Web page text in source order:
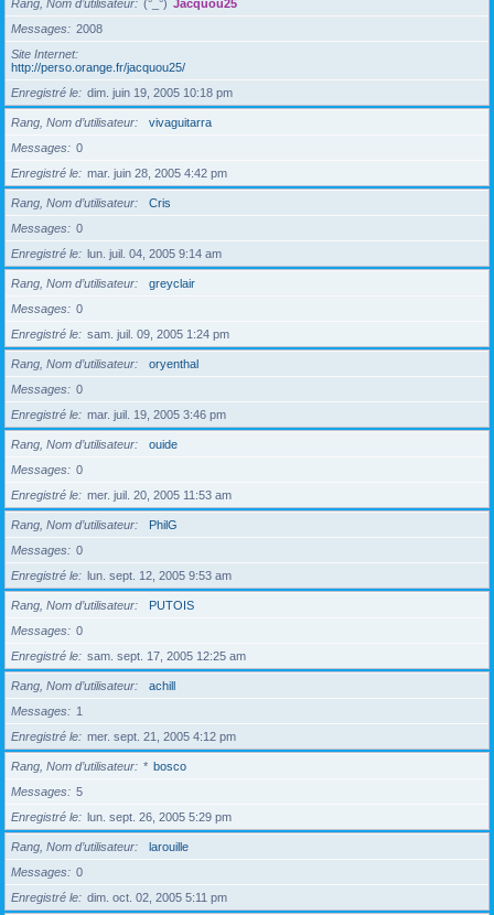
Rang, Nom d’utilisateur (°_°) Jacquou25
Messages
2008
Site Internet
http://perso.orange.fr/jacquou25/
Enregistré le
dim. juin 19, 2005 10:18 pm
Rang, Nom d’utilisateur
vivaguitarra
Messages
0
Enregistré le
mar. juin 28, 2005 4:42 pm
Rang, Nom d’utilisateur
Cris
Messages
0
Enregistré le
lun. juil. 04, 2005 9:14 am
Rang, Nom d’utilisateur
greyclair
Messages
0
Enregistré le
sam. juil. 09, 2005 1:24 pm
Rang, Nom d’utilisateur
oryenthal
Messages
0
Enregistré le
mar. juil. 19, 2005 3:46 pm
Rang, Nom d’utilisateur
ouide
Messages
0
Enregistré le
mer. juil. 20, 2005 11:53 am
Rang, Nom d’utilisateur
PhilG
Messages
0
Enregistré le
lun. sept. 12, 2005 9:53 am
Rang, Nom d’utilisateur
PUTOIS
Messages
0
Enregistré le
sam. sept. 17, 2005 12:25 am
Rang, Nom d’utilisateur
achill
Messages
1
Enregistré le
mer. sept. 21, 2005 4:12 pm
Rang, Nom d’utilisateur * bosco
Messages
5
Enregistré le
lun. sept. 26, 2005 5:29 pm
Rang, Nom d’utilisateur
larouille
Messages
0
Enregistré le
dim. oct. 02, 2005 5:11 pm